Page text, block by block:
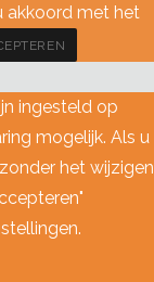
akkoord met het
ingesteld op
mogelijk. Als u
het wijzigen